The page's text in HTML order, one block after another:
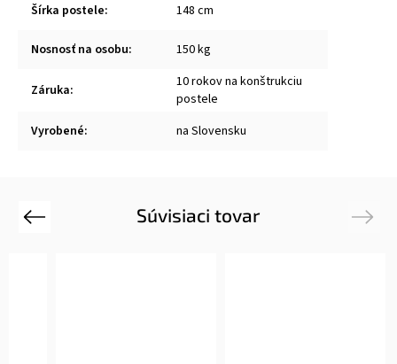
Šírka postele: 148 cm
Nosnosť na osobu: 150 kg
Záruka:
10 rokov na konštrukciu
postele
Vyrobené: na Slovensku
Súvisiaci tovar
Previous Next